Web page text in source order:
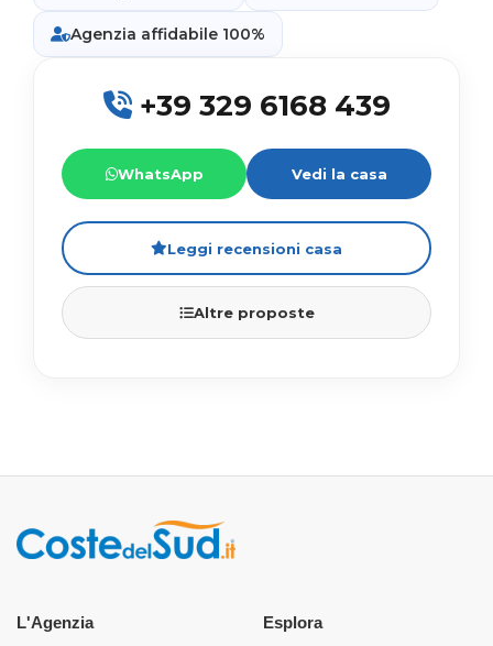
Agenzia affidabile 100%
+39 329 6168 439
WhatsApp Vedi la casa
Leggi recensioni casa
Altre proposte
L'Agenzia Esplora